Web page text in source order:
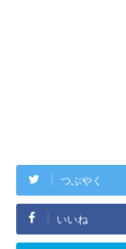
つぶやく
いいね